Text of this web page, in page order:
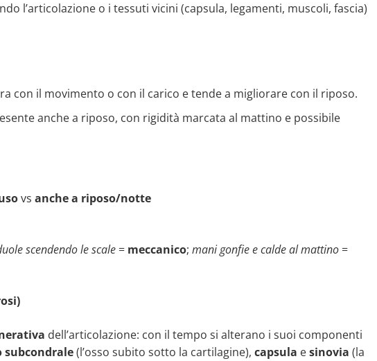
l’articolazione o i tessuti vicini (capsula, legamenti, muscoli, fascia)
con il movimento o con il carico e tende a migliorare con il riposo.
anche a riposo, con rigidità marcata al mattino e possibile
vs anche a riposo/notte
scendendo le scale = meccanico; mani gonfie e calde al mattino =
dell’articolazione: con il tempo si alterano i suoi componenti
subcondrale(l’osso subito sotto la cartilagine), capsula esinovia (la